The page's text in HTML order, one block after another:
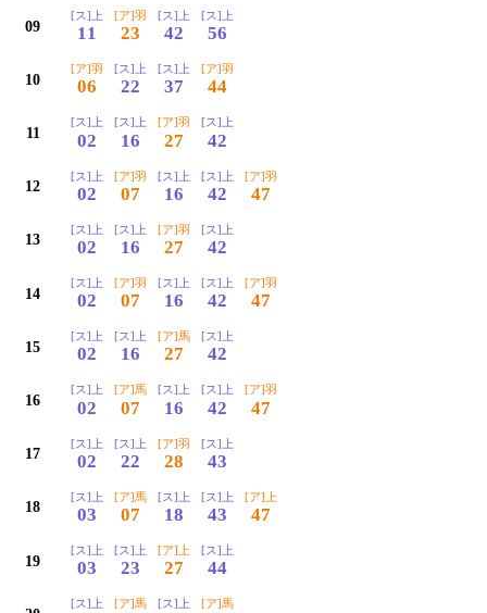
09
[ス]上
11
[ア]羽
23
[ス]上
42
[ス]上
56
10
[ア]羽
06
[ス]上
22
[ス]上
37
[ア]羽
44
11
[ス]上
02
[ス]上
16
[ア]羽
27
[ス]上
42
12
[ス]上
02
[ア]羽
07
[ス]上
16
[ス]上
42
[ア]羽
47
13
[ス]上
02
[ス]上
16
[ア]羽
27
[ス]上
42
14
[ス]上
02
[ア]羽
07
[ス]上
16
[ス]上
42
[ア]羽
47
15
[ス]上
02
[ス]上
16
[ア]馬
27
[ス]上
42
16
[ス]上
02
[ア]馬
07
[ス]上
16
[ス]上
42
[ア]羽
47
17
[ス]上
02
[ス]上
22
[ア]羽
28
[ス]上
43
18
[ス]上
03
[ア]馬
07
[ス]上
18
[ス]上
43
[ア]上
47
19
[ス]上
03
[ス]上
23
[ア]上
27
[ス]上
44
[ス]上 [ア]馬 [ス]上 [ア]馬